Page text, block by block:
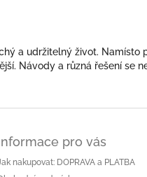
a udržitelný život.
Návody a různá řešení se
pro vás
nakupovat: DOPRAVA a PLATBA